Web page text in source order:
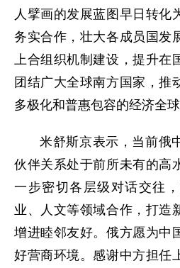
人擘画的发展蓝图早日转化
务实合作，壮大各成员国发
上合组织机制建设，提升在
团结广大全球南方国家，推
多极化和普惠包容的经济全球
米舒斯京表示，当前俄
伙伴关系处于前所未有的高
一步密切各层级对话交往
业、人文等领域合作，打造
增进睦邻友好。俄方愿为中
好营商环境。感谢中方担任